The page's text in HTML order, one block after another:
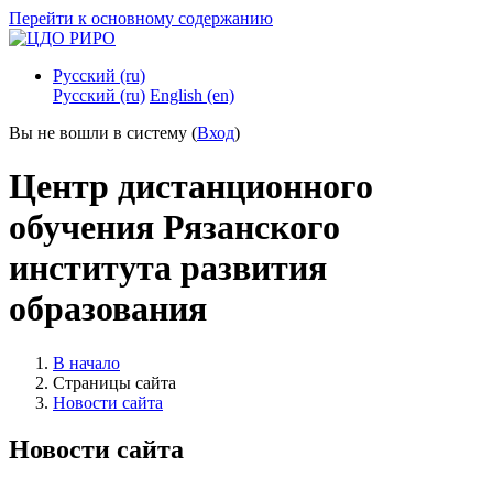
Перейти к основному содержанию
Русский ‎(ru)‎
Русский ‎(ru)‎ English ‎(en)‎
Вы не вошли в систему (Вход)
Центр дистанционного
обучения Рязанского
института развития
образования
В начало
Страницы сайта
Новости сайта
Новости сайта